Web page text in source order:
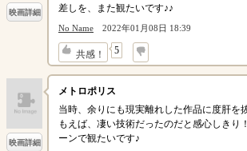
映画詳細
差しを、また観たいです♪♪
No Name 2022年01月08日 18:39
共感！ 5
↓
映画詳細
メトロポリス
当時、余りにも現実離れした作品に度肝
もえば、凄い技術だったのだと感心しき
ーンで観たいです♪